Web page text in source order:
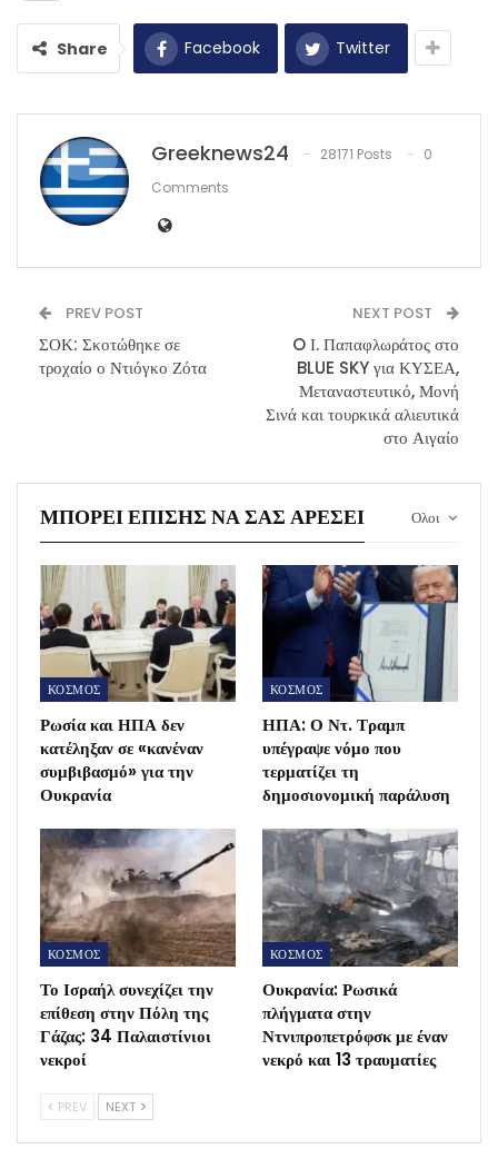
Share Facebook Twitter
Greeknews24 28171 Posts
0
Comments
PREV POST
ΣΟΚ: Σκοτώθηκε σε
τροχαίο ο Ντιόγκο Ζότα
NEXT POST
O Ι. Παπαφλωράτος στο
BLUE SKY για ΚΥΣΕΑ,
Μεταναστευτικό, Μονή
Σινά και τουρκικά αλιευτικά
στο Αιγαίο
Ολοι
ΜΠΟΡΕΊ ΕΠΊΣΗΣ ΝΑ ΣΑΣ ΑΡΈΣΕΙ
ΚΟΣΜΟΣ
Ρωσία και ΗΠΑ δεν
κατέληξαν σε «κανέναν
συμβιβασμό» για την
Ουκρανία
ΚΟΣΜΟΣ
ΗΠΑ: Ο Ντ. Τραμπ
υπέγραψε νόμο που
τερματίζει τη
δημοσιονομική παράλυση
ΚΟΣΜΟΣ
Το Ισραήλ συνεχίζει την
επίθεση στην Πόλη της
Γάζας: 34 Παλαιστίνιοι
νεκροί
ΚΟΣΜΟΣ
Ουκρανία: Ρωσικά
πλήγματα στην
Ντνιπροπετρόφσκ με έναν
νεκρό και 13 τραυματίες
PREV NEXT